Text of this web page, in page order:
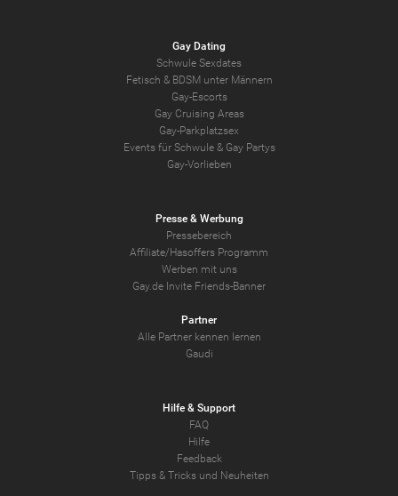
Gay Dating
Schwule Sexdates
Fetisch & BDSM unter Männern
Gay-Escorts
Gay Cruising Areas
Gay-Parkplatzsex
Events für Schwule & Gay Partys
Gay-Vorlieben
Presse & Werbung
Pressebereich
Affiliate/Hasoffers Programm
Werben mit uns
Gay.de Invite Friends-Banner
Partner
Alle Partner kennen lernen
Gaudi
Hilfe & Support
FAQ
Hilfe
Feedback
Tipps & Tricks und Neuheiten